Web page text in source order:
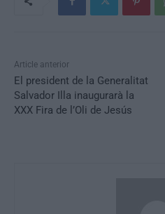
Article anterior
El president de la Generalitat
Salvador Illa inaugurarà la
XXX Fira de l’Oli de Jesús